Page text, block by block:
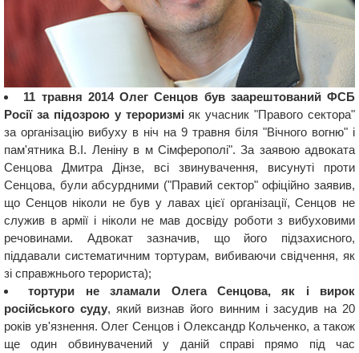
11 травня 2014 Олег Сенцов був заарештований ФСБ
Росії за підозрою у тероризмі як учасник "Правого сектора"
за організацію вибуху в ніч на 9 травня біля "Вічного вогню" і
пам'ятника В.І. Леніну в м Сімферополі". За заявою адвоката
Сенцова Дмитра Дінзе, всі звинувачення, висунуті проти
Сенцова, були абсурдними ("Правий сектор" офіційно заявив,
що Сенцов ніколи не був у лавах цієї організації, Сенцов не
служив в армії і ніколи не мав досвіду роботи з вибуховими
речовинами. Адвокат зазначив, що його підзахисного,
піддавали систематичним тортурам, вибиваючи свідчення, як
зі справжнього терориста);
тортури не зламали Олега Сенцова, як і вирок
російського суду, який визнав його винним і засудив на 20
років ув'язнення. Олег Сенцов і Олександр Кольченко, а також
ще один обвинувачений у даній справі прямо під час